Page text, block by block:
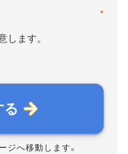
*
します。
る
ジへ移動します。